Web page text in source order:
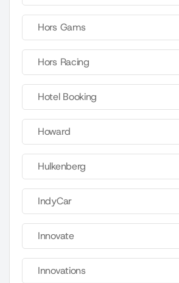
Hors Gams
Hors Racing
Hotel Booking
Howard
Hulkenberg
IndyCar
Innovate
Innovations